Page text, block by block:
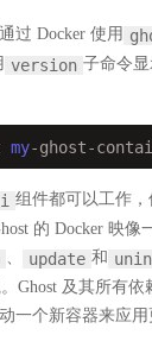
通过 Docker 使用
version 子命令
my-ghost-
组件都可以工作，
的 Docker 映像
update 和
Ghost 及其所有
一个新容器来应用